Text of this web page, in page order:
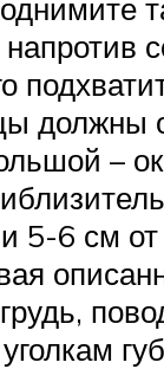
должны
–
5-6 см от